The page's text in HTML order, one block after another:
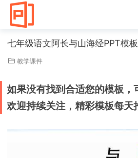
七年级语文阿长与山海经PPT模
教学课件
如果没有找到合适您的模板，
欢迎持续关注，精彩模板每天